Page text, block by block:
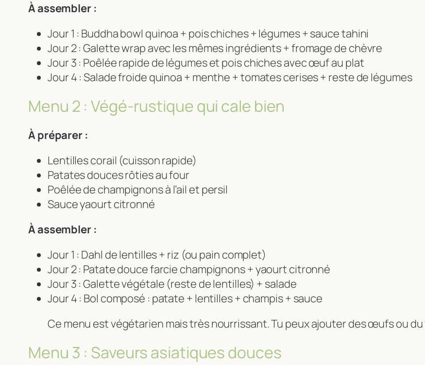
À assembler :
Jour 1 : Buddha bowl quinoa + pois chiches + légumes + sauce tahini
Jour 2 : Galette wrap avec les mêmes ingrédients + fromage de chèvre
Jour 3 : Poêlée rapide de légumes et pois chiches avec œuf au plat
Jour 4 : Salade froide quinoa + menthe + tomates cerises + reste de légumes
Menu 2 : Végé-rustique qui cale bien
À préparer :
Lentilles corail (cuisson rapide)
Patates douces rôties au four
Poêlée de champignons à l’ail et persil
Sauce yaourt citronné
À assembler :
Jour 1 : Dahl de lentilles + riz (ou pain complet)
Jour 2 : Patate douce farcie champignons + yaourt citronné
Jour 3 : Galette végétale (reste de lentilles) + salade
Jour 4 : Bol composé : patate + lentilles + champis + sauce
Ce menu est végétarien mais très nourrissant. Tu peux ajouter des œufs ou
Menu 3 : Saveurs asiatiques douces